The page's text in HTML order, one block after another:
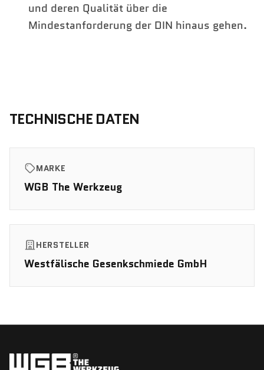
und deren Qualität über die
Mindestanforderung der DIN hinaus gehen.
TECHNISCHE DATEN
MARKE
WGB The Werkzeug
HERSTELLER
Westfälische Gesenkschmiede GmbH